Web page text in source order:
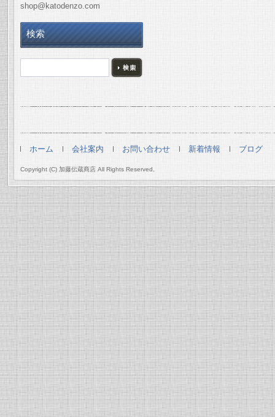
shop@katodenzo.com
検索
ホーム 会社案内 お問い合わせ 新着情報 ブログ
Copyright (C) 加藤伝蔵商店 All Rights Reserved.